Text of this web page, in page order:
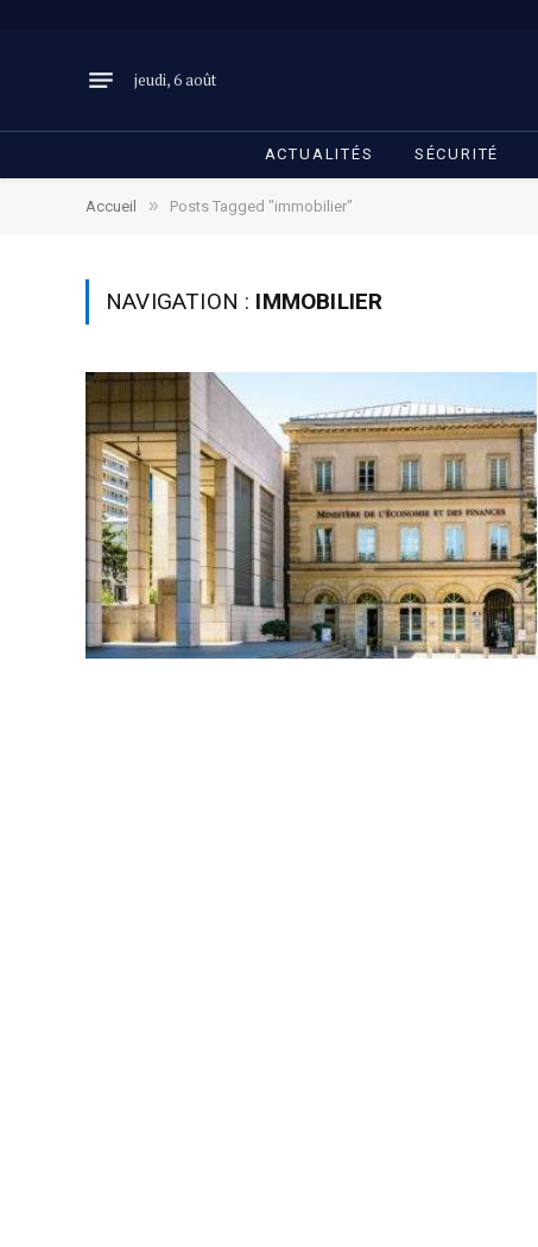
jeudi, 6 août
ACTUALITÉS SÉCURITÉ
Accueil » Posts Tagged "immobilier"
NAVIGATION : IMMOBILIER